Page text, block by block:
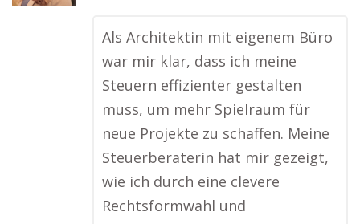
Als Architektin mit eigenem Büro
war mir klar, dass ich meine
Steuern effizienter gestalten
muss, um mehr Spielraum für
neue Projekte zu schaffen. Meine
Steuerberaterin hat mir gezeigt,
wie ich durch eine clevere
Rechtsformwahl und